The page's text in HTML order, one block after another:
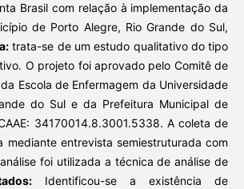
Brasil com relação à implementação da
de Porto Alegre, Rio Grande do Sul,
trata-se de um estudo qualitativo do tipo
O projeto foi aprovado pelo Comitê de
Escola de Enfermagem da Universidade
do Sul e da Prefeitura Municipal de
34170014.8.3001.5338. A coleta de
mediante entrevista semiestruturada com
foi utilizada a técnica de análise de
Identificou-se a existência de